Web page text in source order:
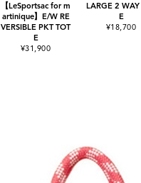
【LeSportsac for m
artinique】E/W RE
VERSIBLE PKT TOT
E
¥31,900
LARGE 2 WAY
E
¥18,700